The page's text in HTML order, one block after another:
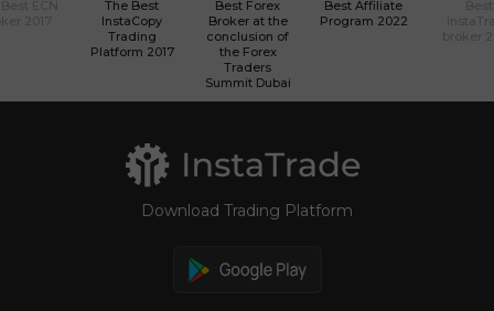
The Best
InstaCopy
Trading
Platform 2017
Best Forex
Broker at the
conclusion of
the Forex
Traders
Summit Dubai
Best Affiliate
Program 2022
Download Trading Platform